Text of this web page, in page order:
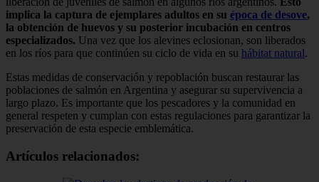
implica la captura de ejemplares adultos en su época de desove,
la obtención de huevos y su posterior incubación en centros
especializados. Una vez que los alevines eclosionan, son liberados
en los ríos para que continúen su ciclo de vida en su hábitat natural.
Estas medidas de conservación y repoblación buscan restaurar las
poblaciones de salmón en Argentina y asegurar su supervivencia a
largo plazo. Es importante que los pescadores y la comunidad en
general respeten y cumplan con estas regulaciones para garantizar la
preservación de esta especie emblemática.
Artículos relacionados: